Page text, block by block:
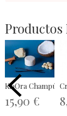
Productos
KiaOra Champú
15,90 €